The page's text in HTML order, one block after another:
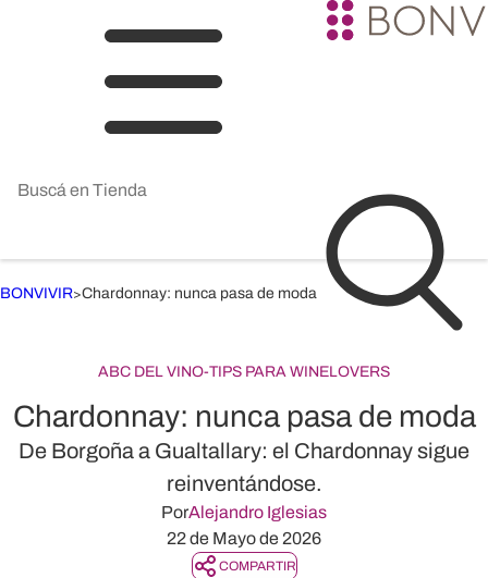
BONVIVIR>Chardonnay: nunca pasa de moda
ABC DEL VINO-TIPS PARA WINELOVERS
Chardonnay: nunca pasa de moda
De Borgoña a Gualtallary: el Chardonnay sigue
reinventándose.
PorAlejandro Iglesias
22 de Mayo de 2026
COMPARTIR